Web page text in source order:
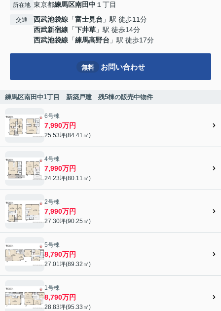
所在地 東京都練馬区南田中 １丁目
交通 西武池袋線 「富士見台 」駅 徒歩11分
西武新宿線 「下井草 」駅 徒歩14分
西武池袋線 「練馬高野台 」駅 徒歩17分
無料 お問い合わせ
練馬区南田中1丁目 新築戸建 残5棟の販売中物件
6号棟
7,990万円
25.53坪(84.41㎡)
4号棟
7,990万円
24.23坪(80.11㎡)
2号棟
7,990万円
27.30坪(90.25㎡)
5号棟
8,790万円
27.01坪(89.32㎡)
1号棟
8,790万円
28.83坪(95.33㎡)